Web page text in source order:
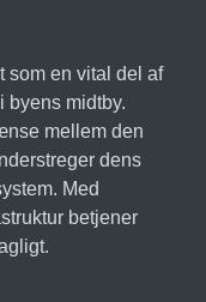
som en vital del af
byens midtby.
mellem den
dens
Med
betjener